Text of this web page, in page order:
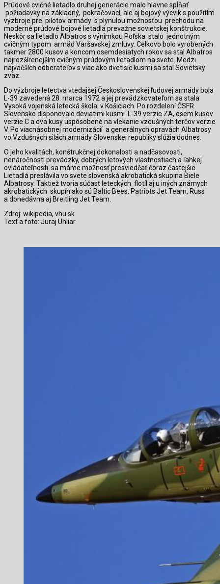
Prúdové cvičné lietadlo druhej generácie malo hlavne spĺňať
požiadavky na základný, pokračovací, ale aj bojový výcvik s použitím
výzbroje pre pilotov armády s plynulou možnosťou prechodu na
moderné prúdové bojové lietadlá prevažne sovietskej konštrukcie.
Neskôr sa lietadlo Albatros s výnimkou Poľska stalo jednotným
cvičným typom armád Varšavskej zmluvy. Celkovo bolo vyrobených
takmer 2800 kusov a koncom osemdesiatych rokov sa stal Albatros
najrozšírenejším cvičným prúdovým lietadlom na svete. Medzi
najväčších odberateľov s viac ako dvetisíc kusmi sa stal Sovietsky
zväz.
Do výzbroje letectva vtedajšej Československej ľudovej armády bola
L-39 zavedená 28. marca 1972 a jej prevádzkovateľom sa stala
Vysoká vojenská letecká škola v Košiciach. Po rozdelení ČSFR
Slovensko disponovalo deviatimi kusmi L-39 verzie ZA, osem kusov
verzie C a dva kusy uspôsobené na vlekanie vzdušných terčov verzie
V. Po viacnásobnej modernizácií a generálnych opravách Albatrosy
vo Vzdušných silách armády Slovenskej republiky slúžia dodnes.
O jeho kvalitách, konštrukčnej dokonalosti a nadčasovosti,
nenáročnosti prevádzky, dobrých letových vlastnostiach a ľahkej
ovládateľnosti sa máme možnosť presviedčať čoraz častejšie.
Lietadlá preslávila vo svete slovenská akrobatická skupina Biele
Albatrosy. Taktiež tvoria súčasť leteckých flotíl aj u iných známych
akrobatických skupín ako sú Baltic Bees, Patriots Jet Team, Russ
a donedávna aj Breitling Jet Team.
Zdroj: wikipedia, vhu.sk
Text a foto: Juraj Uhliar